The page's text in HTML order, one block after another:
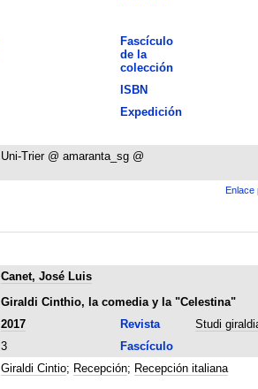
Fascículo
de la
colección
ISBN
Expedición
Uni-Trier @ amaranta_sg @
Enlace
Canet, José Luis
Giraldi Cinthio, la comedia y la "Celestina"
2017 Revista
Studi
3
Fascículo
Giraldi Cintio; Recepción; Recepción italiana